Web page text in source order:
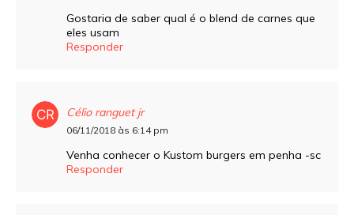
Gostaria de saber qual é o blend de carnes que
eles usam
Responder
Célio ranguet jr
06/11/2018 às 6:14 pm
Venha conhecer o Kustom burgers em penha -sc
Responder